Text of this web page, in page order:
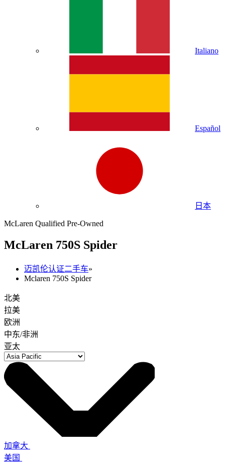
Italiano
Español
日本
McLaren Qualified Pre-Owned
McLaren 750S Spider
迈凯伦认证二手车»
Mclaren 750S Spider
北美
拉美
欧洲
中东/非洲
亚太
加拿大
美国